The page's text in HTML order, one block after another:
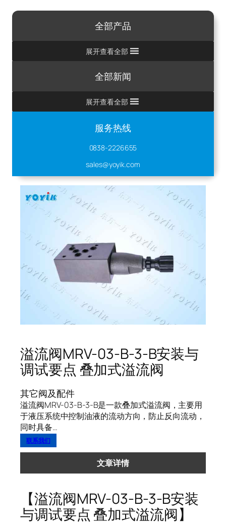
全部产品
展开查看全部
全部新闻
展开查看全部
服务热线
0838-2226655
sales@yoyik.com
溢流阀MRV-03-B-3-B安装与
调试要点 叠加式溢流阀
其它阀及配件
溢流阀MRV-03-B-3-B是一款叠加式溢流阀，主要用
于液压系统中控制油液的流动方向，防止反向流动，
同时具备…
联系我们
文章详情
【溢流阀MRV-03-B-3-B安装
与调试要点 叠加式溢流阀】